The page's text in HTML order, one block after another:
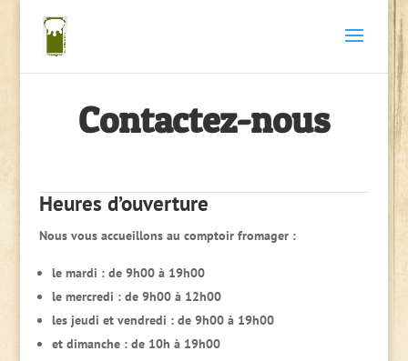
Contactez-nous
Heures d’ouverture
Nous vous accueillons au comptoir fromager :
le mardi : de 9h00 à 19h00
le mercredi : de 9h00 à 12h00
les jeudi et vendredi : de 9h00 à 19h00
et dimanche : de 10h à 19h00